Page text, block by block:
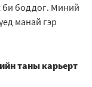
би боддог. Миний
манай гэр
таны карьерт